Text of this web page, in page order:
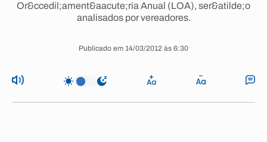
Or&ccedil;ament&aacute;ria Anual (LOA), ser&atilde;o
analisados por vereadores.
Publicado em 14/03/2012 às 6:30